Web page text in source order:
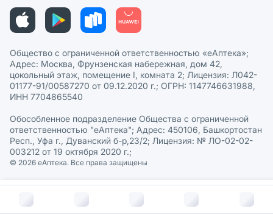
В корзину за
Политика в отношении обработки персональных данных
Общество с ограниченной ответственностью «еАптека»;
Адрес: Москва, Фрунзенская набережная, дом 42,
цокольный этаж, помещение I, комната 2; Лицензия: Л042-
01177-91/00587270 от 09.12.2020 г.; ОГРН: 1147746631988,
ИНН 7704865540
Обособленное подразделение Общества с ограниченной
ответственностью "еАптека"; Адрес: 450106, Башкортостан
Респ., Уфа г., Дуванский б-р,23/2; Лицензия: № ЛО-02-02-
003212 от 19 октября 2020 г.;
© 2026 eАптека. Все права защищены